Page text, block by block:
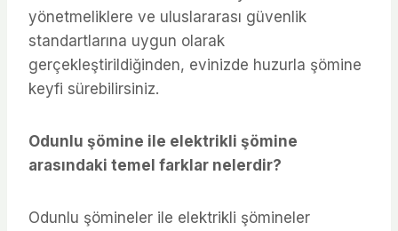
yönetmeliklere ve uluslararası güvenlik
standartlarına uygun olarak
gerçekleştirildiğinden, evinizde huzurla şömine
keyfi sürebilirsiniz.
Odunlu şömine ile elektrikli şömine
arasındaki temel farklar nelerdir?
Odunlu şömineler ile elektrikli şömineler